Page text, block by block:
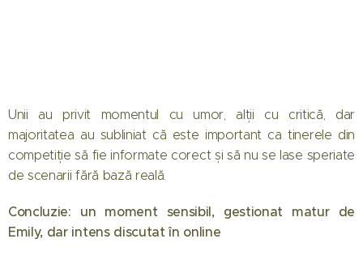
Unii au privit momentul cu umor, alții cu critică, dar
majoritatea au subliniat că este important ca tinerele din
competiție să fie informate corect și să nu se lase speriate
de scenarii fără bază reală.
Concluzie: un moment sensibil, gestionat matur de
Emily, dar intens discutat în online